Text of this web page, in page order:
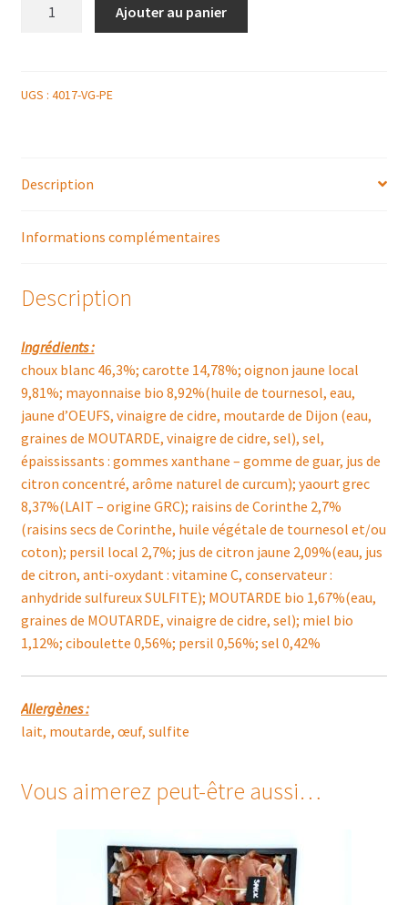
Ajouter au panier
UGS : 4017-VG-PE
Description
Informations complémentaires
Description
Ingrédients :
choux blanc 46,3%; carotte 14,78%; oignon jaune local
9,81%; mayonnaise bio 8,92%(huile de tournesol, eau,
jaune d’OEUFS, vinaigre de cidre, moutarde de Dijon (eau,
graines de MOUTARDE, vinaigre de cidre, sel), sel,
épaississants : gommes xanthane – gomme de guar, jus de
citron concentré, arôme naturel de curcum); yaourt grec
8,37%(LAIT – origine GRC); raisins de Corinthe 2,7%
(raisins secs de Corinthe, huile végétale de tournesol et/ou
coton); persil local 2,7%; jus de citron jaune 2,09%(eau, jus
de citron, anti-oxydant : vitamine C, conservateur :
anhydride sulfureux SULFITE); MOUTARDE bio 1,67%(eau,
graines de MOUTARDE, vinaigre de cidre, sel); miel bio
1,12%; ciboulette 0,56%; persil 0,56%; sel 0,42%
Allergènes :
lait, moutarde, œuf, sulfite
Vous aimerez peut-être aussi…